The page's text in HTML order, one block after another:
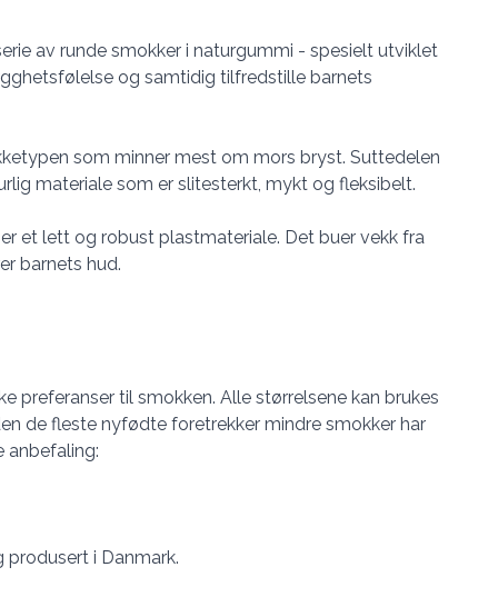
av runde smokker i naturgummi - spesielt utviklet
og samtidig tilfredstille barnets
som minner mest om mors bryst. Suttedelen
materiale som er slitesterkt, mykt og fleksibelt.
et lett og robust plastmateriale. Det buer vekk fra
barnets hud.
preferanser til smokken. Alle størrelsene kan brukes
de fleste nyfødte foretrekker mindre smokker har
anbefaling:
produsert i Danmark.